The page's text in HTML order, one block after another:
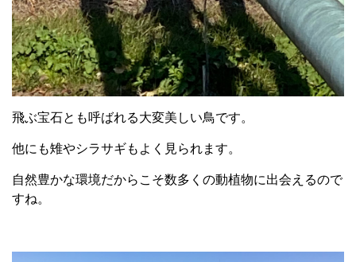
飛ぶ宝石とも呼ばれる大変美しい鳥です。
他にも雉やシラサギもよく見られます。
自然豊かな環境だからこそ数多くの動植物に出会えるので
すね。